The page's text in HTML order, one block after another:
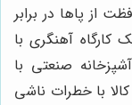
از پاها در برابر
آهنگری با
صنعتی با
با خطرات ناشی